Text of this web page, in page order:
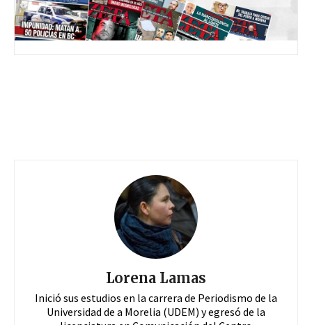
Lorena Lamas
Inició sus estudios en la carrera de Periodismo de la
Universidad de a Morelia (UDEM) y egresó de la